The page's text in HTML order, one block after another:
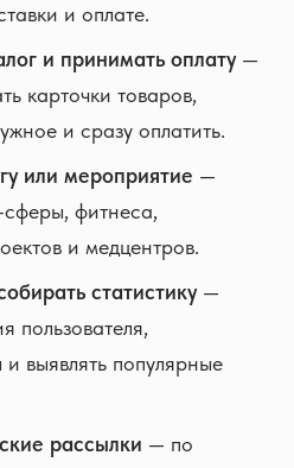
и оплате.
и принимать оплату—
карточки товаров,
и сразу оплатить.
или мероприятие —
фитнеса,
и медцентров.
статистику—
пользователя,
выявлять популярные
рассылки — по